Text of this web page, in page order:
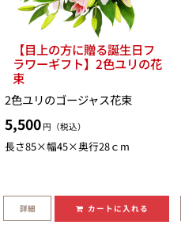
【目上の方に贈る誕生日フ
ラワーギフト】2色ユリの花
束
2色ユリのゴージャス花束
5,500 円（税込）
長さ85×幅45×奥行28ｃm
詳細 カートに入れる